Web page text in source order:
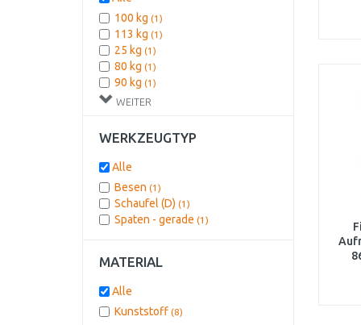
orange
türkis/rot
WEITER
100 kg (1)
113 kg (1)
25 kg (1)
80 kg (1)
90 kg (1)
WERKZEUGTYP
Alle
Besen (1)
Schaufel (D) (1)
Spaten - gerade (1)
MATERIAL
Alle
Kunststoff (8)